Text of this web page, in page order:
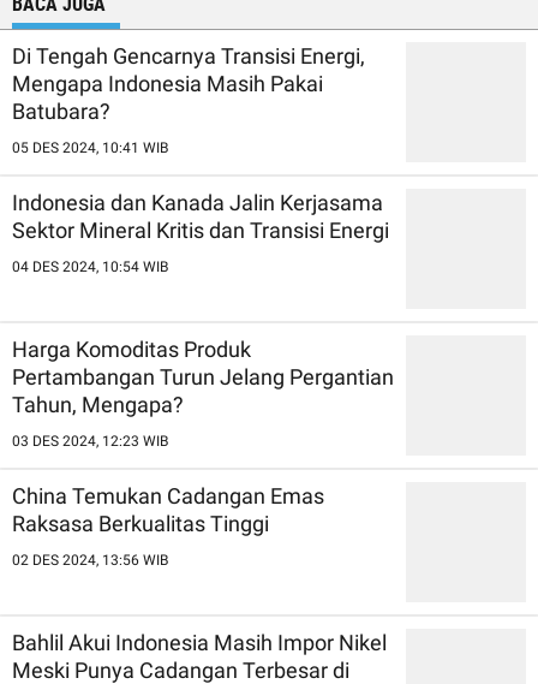
Di Tengah Gencarnya Transisi Energi,
Mengapa Indonesia Masih Pakai
Batubara?
05 DES 2024, 10:41 WIB
Indonesia dan Kanada Jalin Kerjasama
Sektor Mineral Kritis dan Transisi Energi
04 DES 2024, 10:54 WIB
Harga Komoditas Produk
Pertambangan Turun Jelang Pergantian
Tahun, Mengapa?
03 DES 2024, 12:23 WIB
China Temukan Cadangan Emas
Raksasa Berkualitas Tinggi
02 DES 2024, 13:56 WIB
Bahlil Akui Indonesia Masih Impor Nikel
Meski Punya Cadangan Terbesar di